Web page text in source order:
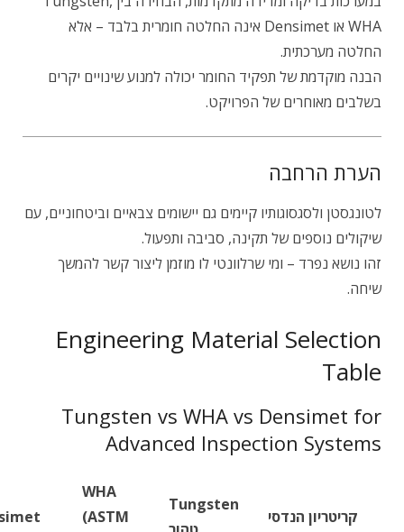
WHA או Densimet אינה החלטה חומרית בלבד – אלא
החלטה מערכתית.
הבנה מוקדמת של תפקיד החומר יכולה למנוע שינויים יקרים
בשלבים מאוחרים של הפרויקט.
הערת הרחבה
לטונגסטן ולסגסוגותיו קיימים גם יישומים צבאיים וביטחוניים, עם
שיקולים נוספים של תקינה, סביבה ותפעול.
זהו נושא נפרד – ומי שרלוונטי לו מוזמן ליצור קשר להמשך
שיחה.
Engineering Material Selection
Table
Tungsten vs WHA vs Densimet for
Advanced Inspection Systems
קריטריון הנדסי
Tungsten
WHA
(ASTM